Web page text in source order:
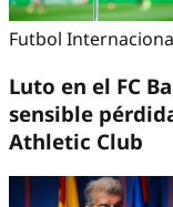
Futbol
Luto en el FC
sensible
Athletic Club